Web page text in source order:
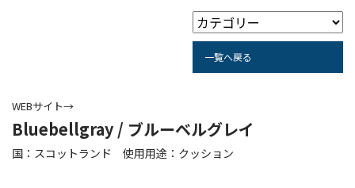
一覧へ戻る
WEBサイト→
Bluebellgray / ブルーベルグレイ
国：スコットランド 使用用途：クッション